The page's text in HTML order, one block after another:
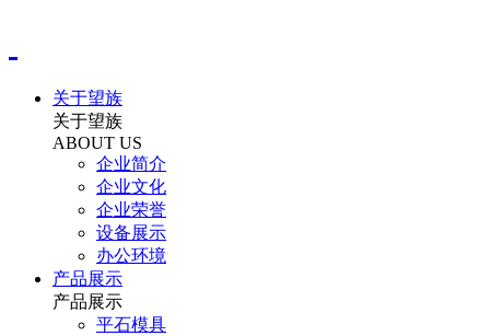
关于望族
关于望族
ABOUT US
企业简介
企业文化
企业荣誉
设备展示
办公环境
产品展示
产品展示
平石模具